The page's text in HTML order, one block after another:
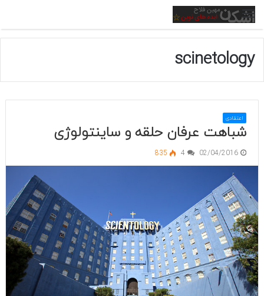
منو
scinetology
اعتقادی
شباهت عرفان حلقه و ساینتولوژی
02/04/2016
4
835